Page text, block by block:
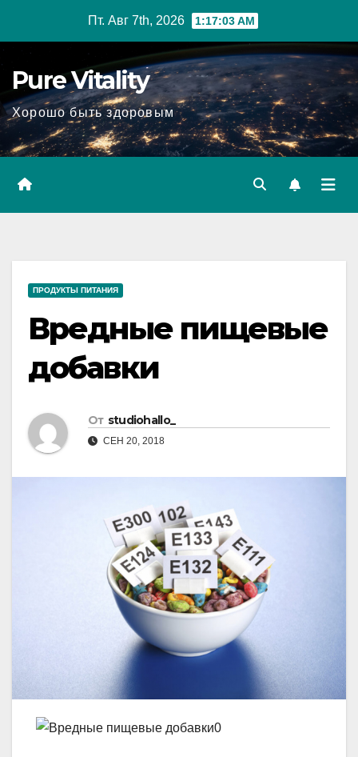
Пт. Авг 7th, 2026 1:17:05 AM
Pure Vitality
Хорошо быть здоровым
ПРОДУКТЫ ПИТАНИЯ
Вредные пищевые
добавки
От studiohallo_
СЕН 20, 2018